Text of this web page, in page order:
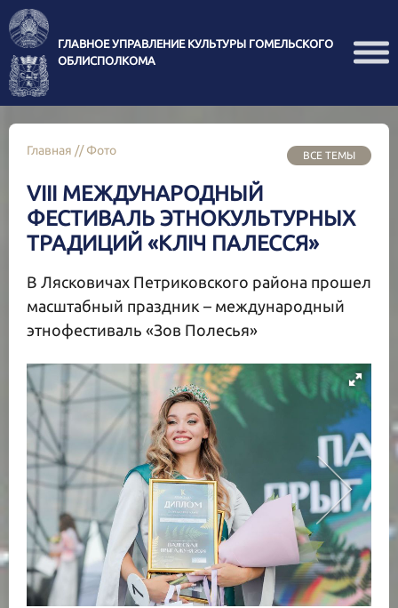
ГЛАВНОЕ УПРАВЛЕНИЕ КУЛЬТУРЫ ГОМЕЛЬСКОГО
ОБЛИСПОЛКОМА
Главная //Фото ВСЕ ТЕМЫ
VIII МЕЖДУНАРОДНЫЙ
ФЕСТИВАЛЬ ЭТНОКУЛЬТУРНЫХ
ТРАДИЦИЙ «КЛІЧ ПАЛЕССЯ»
В Лясковичах Петриковского района прошел
масштабный праздник – международный
этнофестиваль «Зов Полесья»